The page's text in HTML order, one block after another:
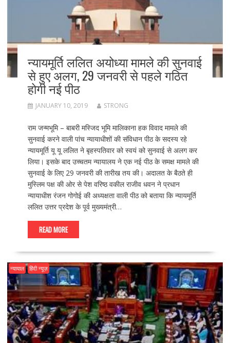
न्यायमूर्ति ललित अयोध्या मामले की सुनवाई
से हुए अलग, 29 जनवरी से पहले गठित
होगी नई पीठ
JANUARY 10, 2019 STRONG
राम जन्मभूमि – बाबरी मस्जिद भूमि मालिकाना हक विवाद मामले की
सुनवाई करने वाली पांच न्यायाधीशों की संविधान पीठ के सदस्य रहे
न्यायमूर्ति यू यू ललित ने बृहस्पतिवार को स्वयं को सुनवाई से अलग कर
लिया। इसके बाद उच्चतम न्यायालय ने एक नई पीठ के समक्ष मामले की
सुनवाई के लिए 29 जनवरी की तारीख तय की। अदालत के बैठते ही
मुस्लिम पक्ष की ओर से पेश वरिष्ठ वकील राजीव धवन ने प्रधान
न्यायाधीश रंजन गोगोई की अध्यक्षता वाली पीठ को बताया कि न्यायमूर्ति
ललित उत्तर प्रदेश के पूर्व मुख्यमंत्री…
READ MORE
न्यायाल हिंदी न्यूज़